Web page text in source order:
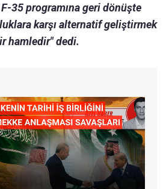
F-35 programına geri dönüşte
karşı alternatif geliştirmek
hamledir" dedi.